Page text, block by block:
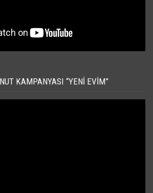
KAMPANYASI “YENI EVIM”